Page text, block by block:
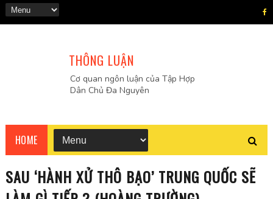
THÔNG LUẬN
Cơ quan ngôn luận của Tập Hợp
Dân Chủ Đa Nguyên
HOME
SAU ‘HÀNH XỬ THÔ BẠO’ TRUNG QUỐC SẼ